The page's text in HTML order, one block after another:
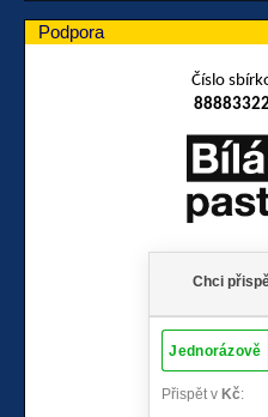
Podpora
Číslo